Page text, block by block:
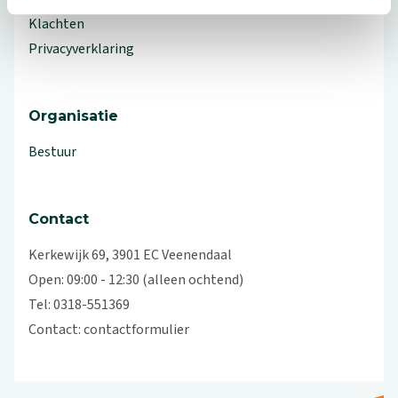
Klachten
Privacyverklaring
Organisatie
Bestuur
Contact
Kerkewijk 69, 3901 EC Veenendaal
Open: 09:00 - 12:30 (alleen ochtend)
Tel: 0318-551369
Contact:contactformulier